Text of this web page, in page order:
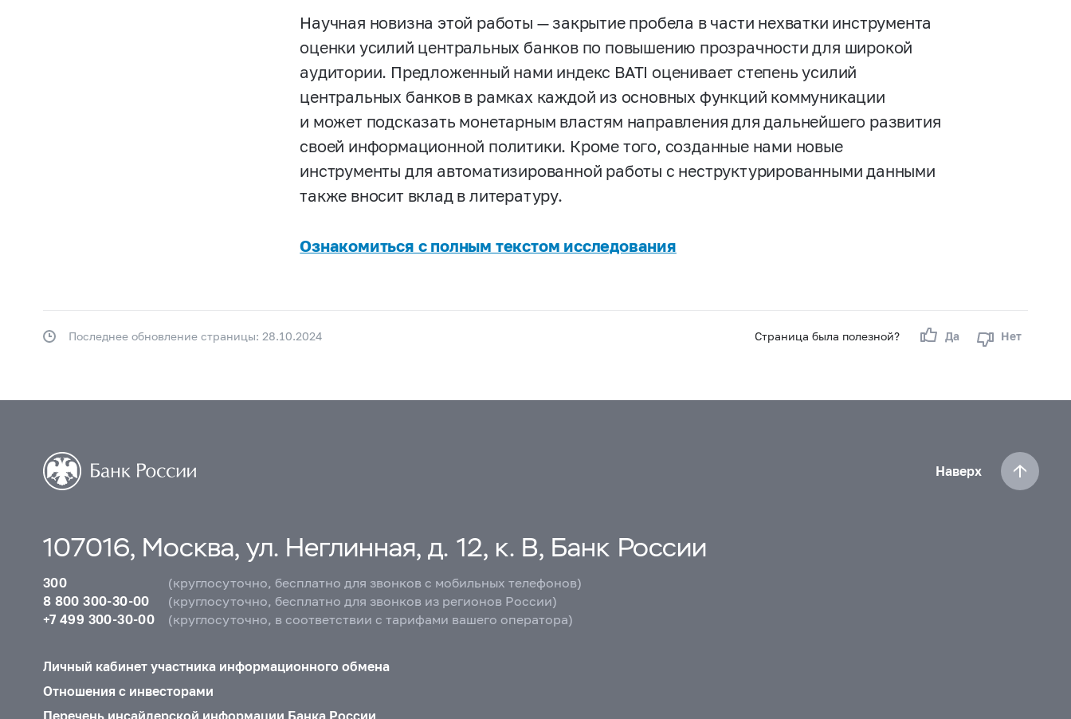
Научная новизна этой работы — закрытие пробела в части нехватки инструмента
оценки усилий центральных банков по повышению прозрачности для широкой
аудитории. Предложенный нами индекс BATI оценивает степень усилий
центральных банков в рамках каждой из основных функций коммуникации
и может подсказать монетарным властям направления для дальнейшего развития
своей информационной политики. Кроме того, созданные нами новые
инструменты для автоматизированной работы с неструктурированными данными
также вносит вклад в литературу.
Ознакомиться с полным текстом исследования
Страница была полезной? Да Нет
Последнее обновление страницы: 28.10.2024
Наверх
107016, Москва, ул. Неглинная, д. 12, к. В, Банк России
300
(круглосуточно, бесплатно для звонков с мобильных телефонов)
8 800 300-30-00
(круглосуточно, бесплатно для звонков из регионов России)
+7 499 300-30-00
(круглосуточно, в соответствии с тарифами вашего оператора)
Личный кабинет участника информационного обмена
Отношения с инвесторами
Перечень инсайдерской информации Банка России